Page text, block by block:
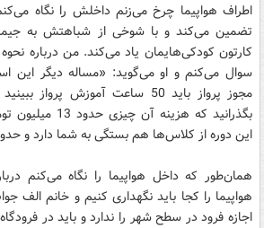
اطراف هواپیما چرخ می‌زنم داخلش را نگاه
تضمین می‌کند و با شوخی از شباهتش به
کارتون کودکی‌هایمان یاد می‌کند. من درباره
سوال می‌کنم و او می‌گوید: «مساله دیگر این
بگذرانید که
این دوره از کلاس‌ها هم بستگی به شما دارد و
همان‌طور که داخل هواپیما را نگاه می‌کنم
هواپیما را کجا باید نگهداری کنیم و خانم الف
اجازه فرود در سطح شهر را ندارد و باید در